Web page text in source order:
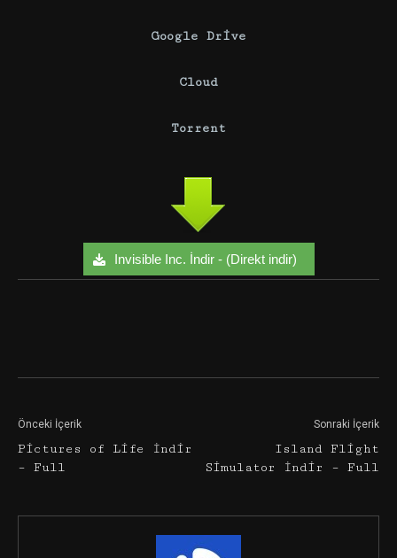
Google Drive
Cloud
Torrent
Invisible Inc. İndir - (Direkt indir)
Önceki İçerik
Pictures of Life İndir
– Full
Sonraki İçerik
Island Flight
Simulator İndir – Full